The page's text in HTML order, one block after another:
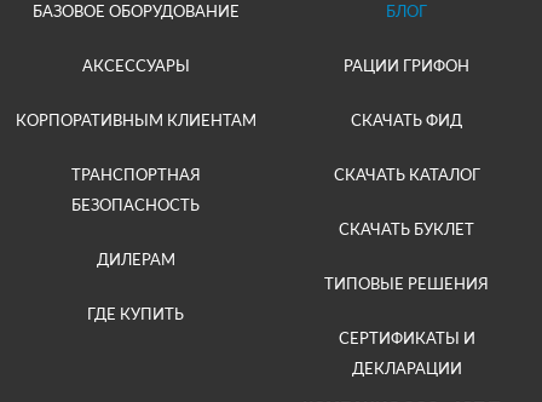
БАЗОВОЕ ОБОРУДОВАНИЕ
АКСЕССУАРЫ
КОРПОРАТИВНЫМ КЛИЕНТАМ
ТРАНСПОРТНАЯ
БЕЗОПАСНОСТЬ
ДИЛЕРАМ
ГДЕ КУПИТЬ
БЛОГ
РАЦИИ ГРИФОН
СКАЧАТЬ ФИД
СКАЧАТЬ КАТАЛОГ
СКАЧАТЬ БУКЛЕТ
ТИПОВЫЕ РЕШЕНИЯ
СЕРТИФИКАТЫ И
ДЕКЛАРАЦИИ